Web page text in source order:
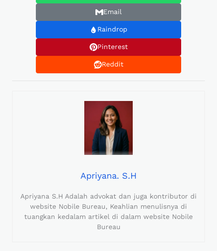
Email
Raindrop
Pinterest
Reddit
Apriyana. S.H
Apriyana S.H Adalah advokat dan juga kontributor di
website Nobile Bureau, Keahlian menulisnya di
tuangkan kedalam artikel di dalam website Nobile
Bureau